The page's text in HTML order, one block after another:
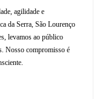
agilidade e
da Serra, São Lourenço
levamos ao público
Nosso compromisso é